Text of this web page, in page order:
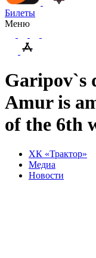
Билеты
Меню
Garipov`s
Amur is
of the 6th
ХК «Трактор»
Медиа
Новости